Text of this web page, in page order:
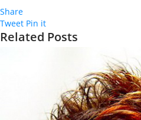
Share
Tweet Pin it
Related Posts